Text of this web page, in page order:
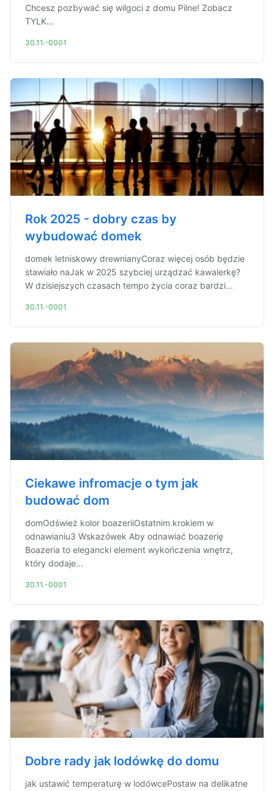
Chcesz pozbywać się wilgoci z domu Pilne! Zobacz
TYLK...
30.11.-0001
Rok 2025 - dobry czas by
wybudować domek
domek letniskowy drewnianyCoraz więcej osób będzie
stawiało naJak w 2025 szybciej urządzać kawalerkę?
W dzisiejszych czasach tempo życia coraz bardzi...
30.11.-0001
Ciekawe infromacje o tym jak
budować dom
domOdśwież kolor boazeriiOstatnim krokiem w
odnawianiu3 Wskazówek Aby odnawiać boazerię
Boazeria to elegancki element wykończenia wnętrz,
który dodaje...
30.11.-0001
Dobre rady jak lodówkę do domu
jak ustawić temperaturę w lodówcePostaw na delikatne